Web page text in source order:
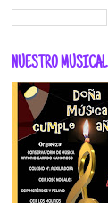
NUESTRO MUSICAL